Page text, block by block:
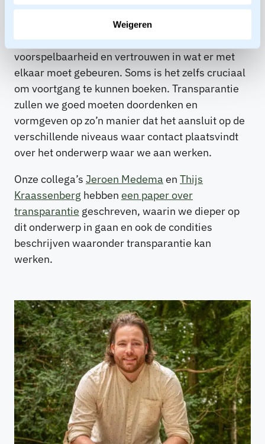
Weigeren
aan dit uitgangspunt. Terwijl openheid tussen
partijen veel moois op kan leveren. Zeker als het
past in een patroon en het bijdraagt aan
voorspelbaarheid en vertrouwen in wat er met
elkaar moet gebeuren. Soms is het zelfs cruciaal
om voortgang te kunnen boeken. Transparantie
zullen we goed moeten doordenken en
vormgeven op zo’n manier dat het aansluit op de
verschillende niveaus waar contact plaatsvindt
over het onderwerp waar we aan werken.
Onze collega’s Jeroen Medema en Thijs
Kraassenberg hebben een paper over
transparantie geschreven, waarin we dieper op
dit onderwerp in gaan en ook de condities
beschrijven waaronder transparantie kan
werken.